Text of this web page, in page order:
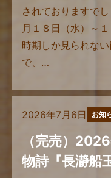
されておりますで
月１８日（水）～
時期しか見られな
で、…
2026年7月6日 お知
（完売）
物詩『長瀞船